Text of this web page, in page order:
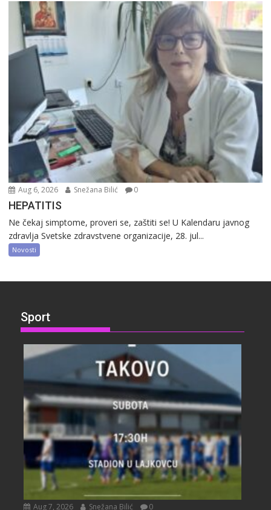
Aug 6, 2026 Snežana Bilić 0
HEPATITIS
Ne čekaj simptome, proveri se, zaštiti se! U Kalendaru javnog
zdravlja Svetske zdravstvene organizacije, 28. jul...
Novosti
Sport
Aug 7, 2026 Snežana Bilić 0